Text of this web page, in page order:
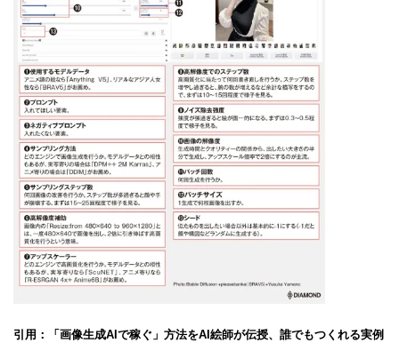
引用：「画像生成AIで稼ぐ」方法をAI絵師が伝授、誰でもつくれる実例